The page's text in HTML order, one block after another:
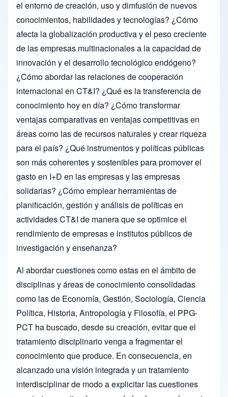
el entorno de creación, uso y dimfusión de nuevos
conocimientos, habilidades y tecnologías? ¿Cómo
afecta la globalización productiva y el peso creciente
de las empresas multinacionales a la capacidad de
innovación y el desarrollo tecnológico endógeno?
¿Cómo abordar las relaciones de cooperación
internacional en CT&I? ¿Qué es la transferencia de
conocimiento hoy en día? ¿Cómo transformar
ventajas comparativas en ventajas competitivas en
áreas como las de recursos naturales y crear riqueza
para el país? ¿Qué instrumentos y políticas públicas
son más coherentes y sostenibles para promover el
gasto en I+D en las empresas y las empresas
solidarias? ¿Cómo emplear herramientas de
planificación, gestión y análisis de políticas en
actividades CT&I de manera que se optimice el
rendimiento de empresas e institutos públicos de
investigación y enseñanza?
Al abordar cuestiones como estas en el ámbito de
disciplinas y áreas de conocimiento consolidadas
como las de Economía, Gestión, Sociología, Ciencia
Política, Historia, Antropología y Filosofía, el PPG-
PCT ha buscado, desde su creación, evitar que el
tratamiento disciplinario venga a fragmentar el
conocimiento que produce. En consecuencia, en
alcanzado una visión integrada y un tratamiento
interdisciplinar de modo a explicitar las cuestiones